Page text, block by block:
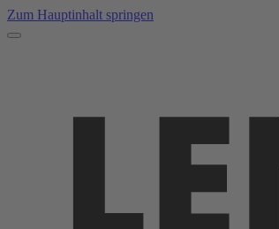
Zum Hauptinhalt springen